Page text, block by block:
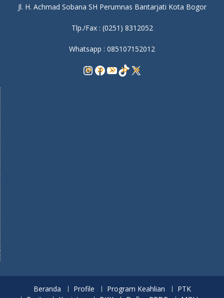
Jl. H. Achmad Sobana SH Perumnas Bantarjati Kota Bogor
Tlp./Fax : (0251) 8312052
Whatsapp : 085107152012
Instagram
Facebook
YouTube
TikTok
X
Beranda Profile Program Keahlian
PTK